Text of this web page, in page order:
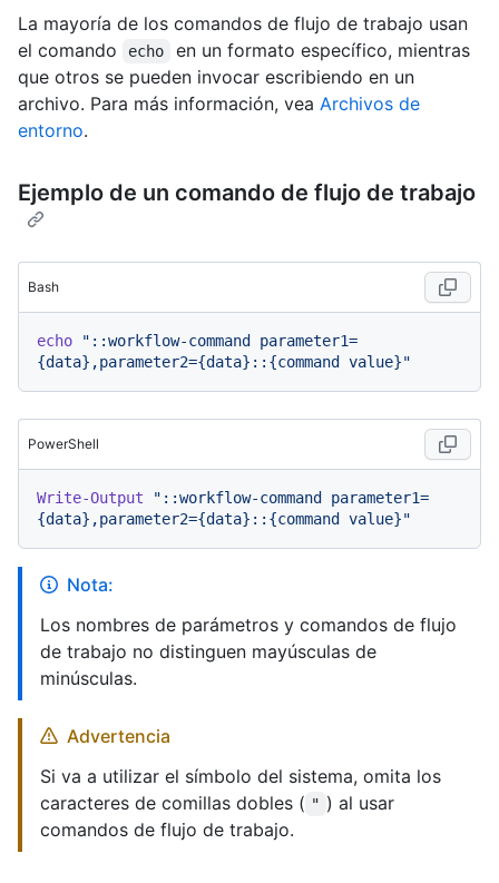
La mayoría de los comandos de flujo de trabajo usan
el comando
echo
en un formato específico, mientras
que otros se pueden invocar escribiendo en un
archivo. Para más información, vea Archivos de
entorno.
Ejemplo de un comando de flujo de trabajo
Bash
echo
"::workflow-command parameter1=
{data},parameter2={data}::{command value}"
PowerShell
Write-Output
"::workflow-command parameter1=
{data},parameter2={data}::{command value}"
Nota:
Los nombres de parámetros y comandos de flujo
de trabajo no distinguen mayúsculas de
minúsculas.
Advertencia
Si va a utilizar el símbolo del sistema, omita los
caracteres de comillas dobles ( " ) al usar
comandos de flujo de trabajo.